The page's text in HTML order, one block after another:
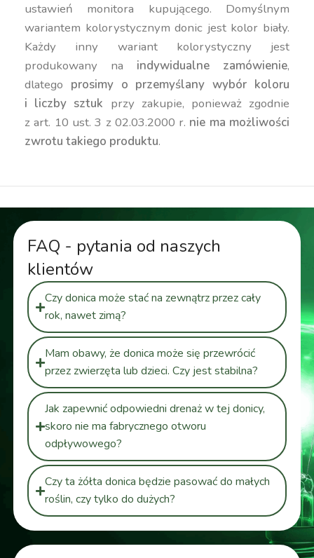
ustawień monitora kupującego. Domyślnym
wariantem kolorystycznym donic jest kolor biały.
Każdy inny wariant kolorystyczny jest
produkowany na indywidualne zamówienie,
dlatego prosimy o przemyślany wybór koloru
i liczby sztuk przy zakupie, ponieważ zgodnie
z art. 10 ust. 3 z 02.03.2000 r. nie ma możliwości
zwrotu takiego produktu.
FAQ - pytania od naszych
klientów
Czy donica może stać na zewnątrz przez cały
rok, nawet zimą?
Mam obawy, że donica może się przewrócić
przez zwierzęta lub dzieci. Czy jest stabilna?
Jak zapewnić odpowiedni drenaż w tej donicy,
skoro nie ma fabrycznego otworu
odpływowego?
Czy ta żółta donica będzie pasować do małych
roślin, czy tylko do dużych?